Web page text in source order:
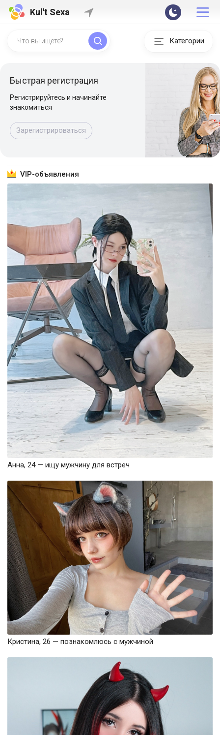
Kul't Sexa
Категории
Быстрая регистрация
Регистрируйтесь и начинайте
знакомиться
Зарегистрироваться
VIP-объявления
Анна, 24 — ищу мужчину для встреч
Кристина, 26 — познакомлюсь с мужчиной